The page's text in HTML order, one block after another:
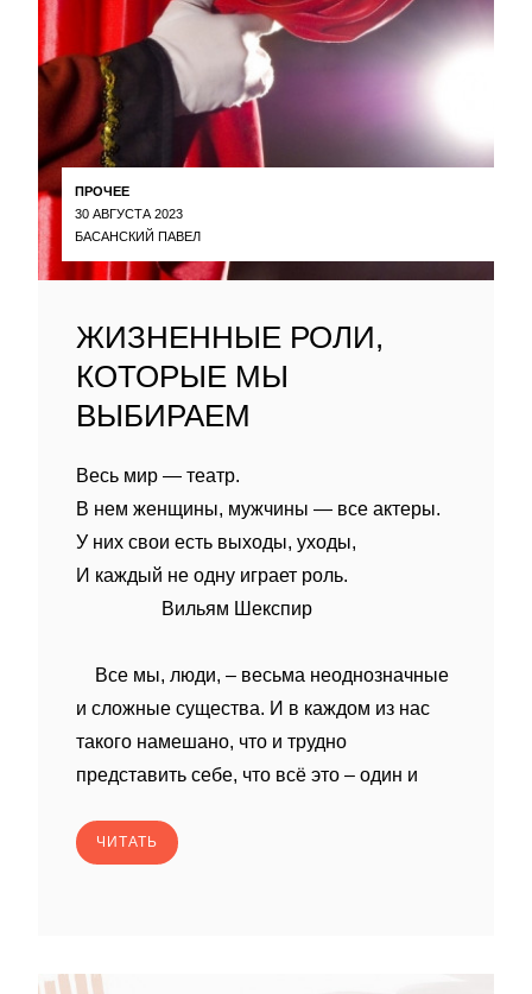
ПРОЧЕЕ
30 АВГУСТА 2023
БАСАНСКИЙ ПАВЕЛ
ЖИЗНЕННЫЕ РОЛИ,
КОТОРЫЕ МЫ
ВЫБИРАЕМ
Весь мир — театр.
В нем женщины, мужчины — все актеры.
У них свои есть выходы, уходы,
И каждый не одну играет роль.
Вильям Шекспир
Все мы, люди, – весьма неоднозначные
и сложные существа. И в каждом из нас
такого намешано, что и трудно
представить себе, что всё это – один и
ЧИТАТЬ